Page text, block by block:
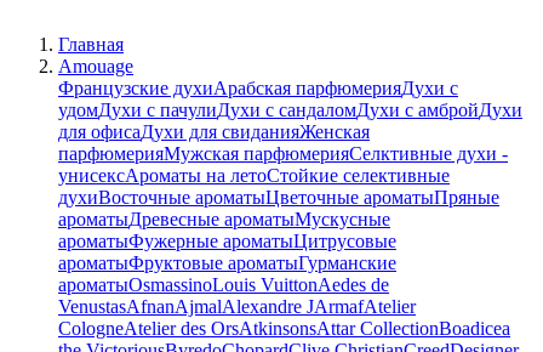
Главная
Amouage
Французские духиАрабская парфюмерияДухи с
удомДухи с пачулиДухи с сандаломДухи с амбройДухи
для офисаДухи для свиданияЖенская
парфюмерияМужская парфюмерияСелктивные духи -
унисексАроматы на летоСтойкие селективные
духиВосточные ароматыЦветочные ароматыПряные
ароматыДревесные ароматыМускусные
ароматыФужерные ароматыЦитрусовые
ароматыФруктовые ароматыГурманские
ароматыOsmassinoLouis VuittonAedes de
VenustasAfnanAjmalAlexandre JArmafAtelier
CologneAtelier des OrsAtkinsonsAttar CollectionBoadicea